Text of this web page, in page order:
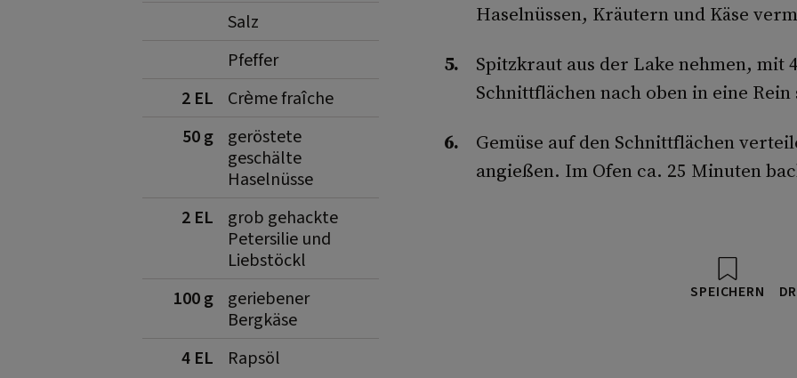
Salz
Pfeffer
2 EL
Crème fraîche
50 g
geröstete
geschälte
Haselnüsse
2 EL
grob gehackte
Petersilie und
Liebstöckl
100 g
geriebener
Bergkäse
4 EL
Rapsöl
Haselnüssen, Kräutern und Käse
Spitzkraut aus der Lake nehmen, mit
Schnittflächen nach oben in eine Rein
Gemüse auf den Schnittflächen
angießen. Im Ofen ca. 25 Minuten
SPEICHERN